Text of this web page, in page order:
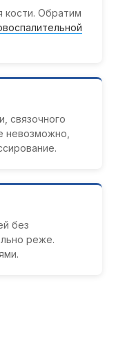
кости. Обратим
связочного
невозможно,
без
реже.